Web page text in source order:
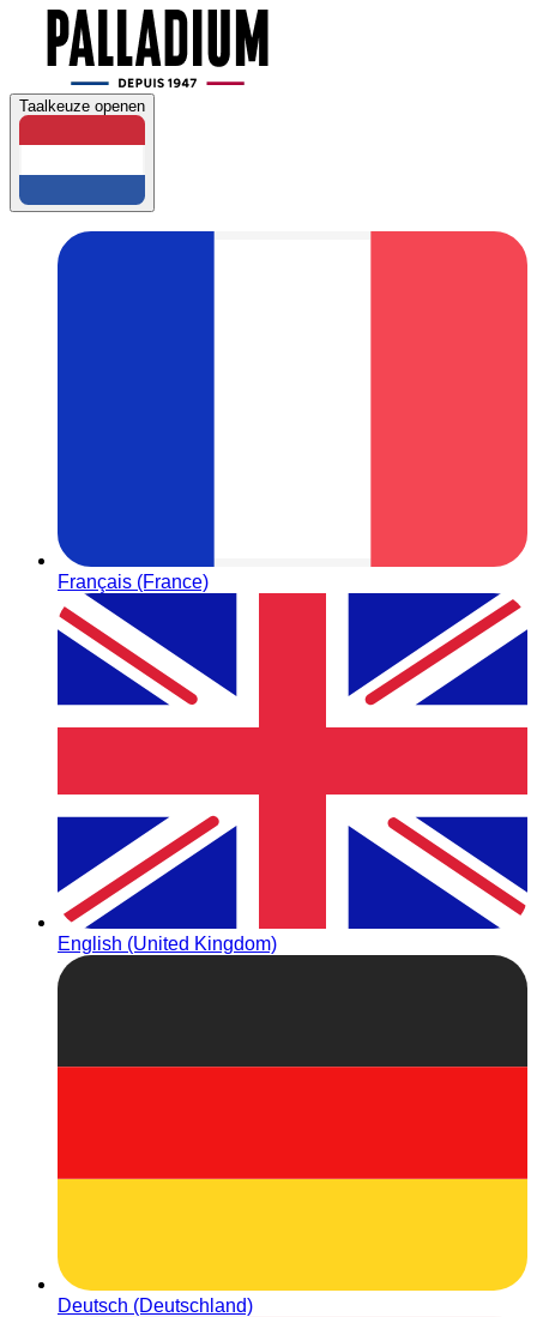
Taalkeuze openen
Français (France)
English (United Kingdom)
Deutsch (Deutschland)